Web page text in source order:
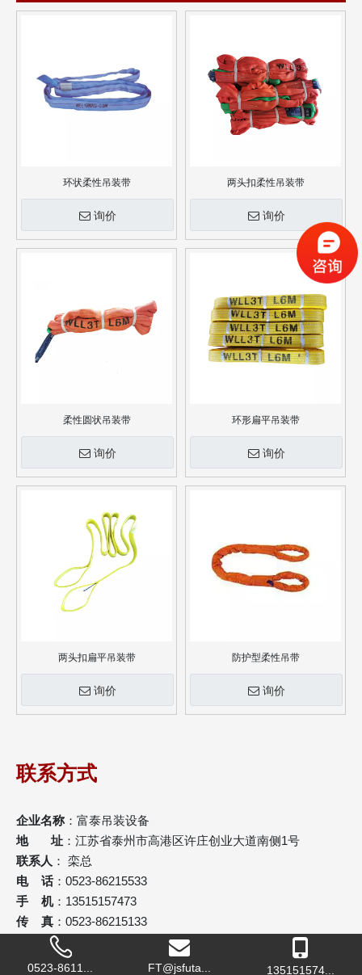
环状柔性吊装带
询价
两头扣柔性吊装带
询价
柔性圆状吊装带
询价
环形扁平吊装带
询价
两头扣扁平吊装带
询价
防护型柔性吊带
询价
联系方式
企业名称：富泰吊装设备
地 址 ：江苏省泰州市高港区许庄创业大道南侧1号
联系人 ： 栾总
电 话：0523-86215533
手 机：13515157473
传 真 ：0523-86215133
邮 箱：
luanguoxiang@jsfutai.com.cn
网 址 ：www.jsfutai.com.cn
0523-8611... FT@jsfuta... 135151574...